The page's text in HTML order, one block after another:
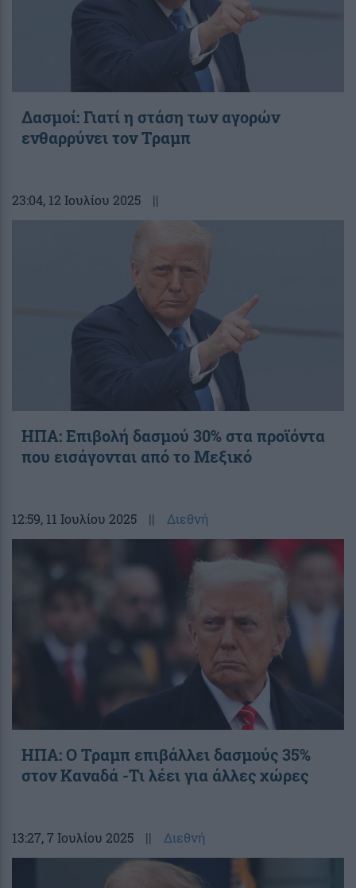
Δασμοί: Γιατί η στάση των αγορών
ενθαρρύνει τον Τραμπ
23:04, 12 Ιουλίου 2025 ||
ΗΠΑ: Επιβολή δασμού 30% στα προϊόντα
που εισάγονται από το Μεξικό
12:59, 11 Ιουλίου 2025 || Διεθνή
ΗΠΑ: Ο Τραμπ επιβάλλει δασμούς 35%
στον Καναδά -Τι λέει για άλλες χώρες
13:27, 7 Ιουλίου 2025 || Διεθνή